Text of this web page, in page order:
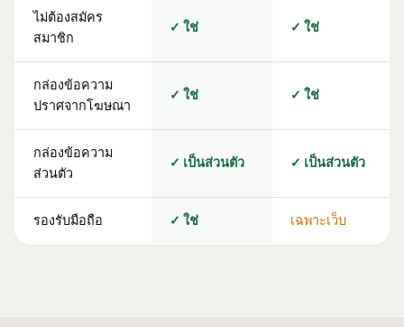
ไม่ต้องสมัคร
สมาชิก
✓ ใช่ ✓ ใช่
กล่องข้อความ
ปราศจากโฆษณา
✓ ใช่ ✓ ใช่
กล่องข้อความ
ส่วนตัว
✓ เป็นส่วนตัว ✓ เป็นส่วนตัว
รองรับมือถือ ✓ ใช่ เฉพาะเว็บ